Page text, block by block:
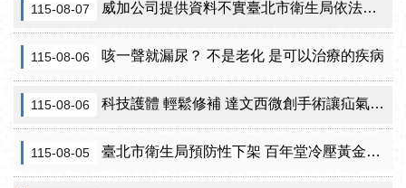
115-08-07 威加公司提供資料不實臺北市衛生局依法重罰300萬元 續查苦茶油及原料下游
115-08-06 咳一聲就漏尿？ 不是老化 是可以治療的疾病
115-08-06 科技護體 輕鬆修補 達文西微創手術讓疝氣治療更精準
115-08-05 臺北市衛生局預防性下架 百年堂冷壓黃金苦茶油產品